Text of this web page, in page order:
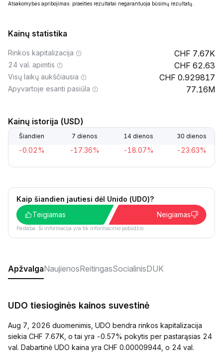
Atsakomybės apribojimas: praeities rezultatai negarantuoja būsimų rezultatų.
Kainų statistika
Rinkos kapitalizacija 7.67K
24 val. apimtis 62.63
Visų laikų aukščiausia 0.929817
Apyvartoje esanti pasiūla 77.16M
Kainų istorija (USD)
Šiandien 7 dienos 14 dienos 30 dienos
-0.02% -17.36% -18.07% -23.63%
Kaip šiandien jautiesi dėl Unido (UDO)?
Teigiamas
Neigiamas
Pastaba. Ši informacija yra tik informacinio pobūdžio.
ApžvalgaNaujienosReitingasSocialinisDUK
UDO tiesioginės kainos suvestinė
Aug 7, 2026 duomenimis, UDO bendra rinkos kapitalizacija
siekia CHF 7.67K, o tai yra -0.57% pokytis per pastarąsias 24
val. Dabartinė UDO kaina yra CHF 0.00009944, o 24 val.